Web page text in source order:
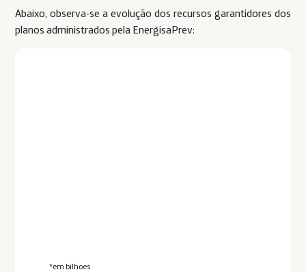
Abaixo, observa-se a evolução dos recursos garantidores dos
planos administrados pela EnergisaPrev:
*em bilhoes